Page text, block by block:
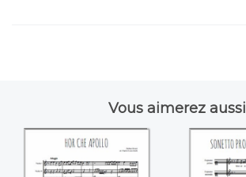
Vous aimerez aussi